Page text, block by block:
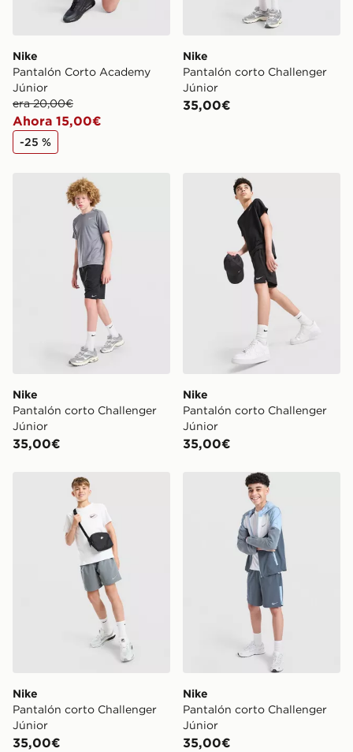
Nike
Pantalón Corto Academy
Júnior
era 20,00€
Ahora 15,00€
-25 %
Nike
Pantalón corto Challenger
Júnior
35,00€
Nike Pantalón corto Challenger Júnior
Nike
Pantalón corto Challenger
Júnior
35,00€
Nike Pantalón corto
Nike
Pantalón corto Challenger
Júnior
35,00€
Nike Pantalón corto Challenger Júnior
Nike
Pantalón corto Challenger
Júnior
35,00€
Nike Pantalón corto
Nike
Pantalón corto Challenger
Júnior
35,00€